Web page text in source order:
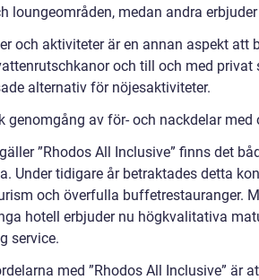
loungeområden, medan andra
och aktiviteter är en annan aspekt att
och till och med privat
alternativ för nöjesaktiviteter.
genomgång av för- och nackdelar med
”Rhodos All Inclusive” finns det
Under tidigare år betraktades detta
och överfulla buffetrestauranger.
hotell erbjuder nu högkvalitativa
service.
med ”Rhodos All Inclusive” är